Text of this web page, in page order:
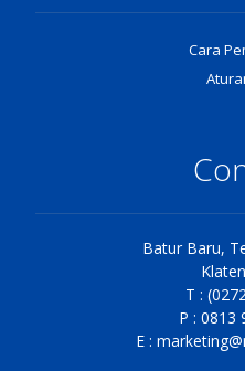
Cara
Batur Baru,
T :
P : 0813
E :